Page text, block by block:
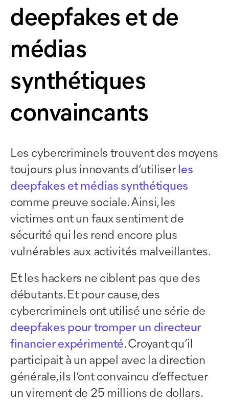
deepfakes et de
médias
synthétiques
convaincants
Les cybercriminels trouvent des moyens
toujours plus innovants d’utiliser les
deepfakes et médias synthétiques
comme preuve sociale. Ainsi, les
victimes ont un faux sentiment de
sécurité qui les rend encore plus
vulnérables aux activités malveillantes.
Et les hackers ne ciblent pas que des
débutants. Et pour cause, des
cybercriminels ont utilisé une série de
deepfakes pour tromper un directeur
financier expérimenté. Croyant qu’il
participait à un appel avec la direction
générale, ils l’ont convaincu d’effectuer
un virement de 25 millions de dollars.